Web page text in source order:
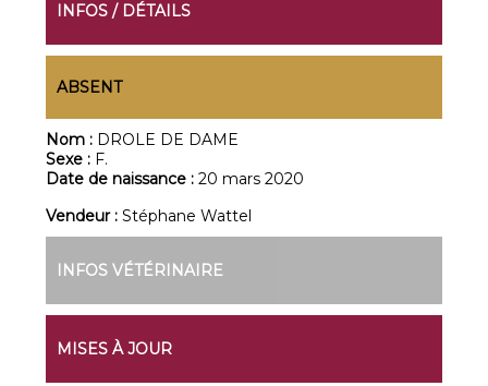
INFOS / DÉTAILS
ABSENT
Nom : DROLE DE DAME
Sexe : F.
Date de naissance :20 mars 2020
Vendeur :Stéphane Wattel
INFOS VÉTÉRINAIRE
MISES À JOUR